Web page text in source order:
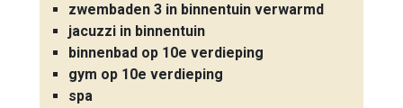
zwembaden 3 in binnentuin verwarmd
jacuzzi in binnentuin
binnenbad op 10e verdieping
gym op 10e verdieping
spa